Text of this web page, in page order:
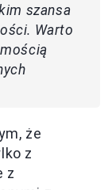
szansa
Warto
że
z
z